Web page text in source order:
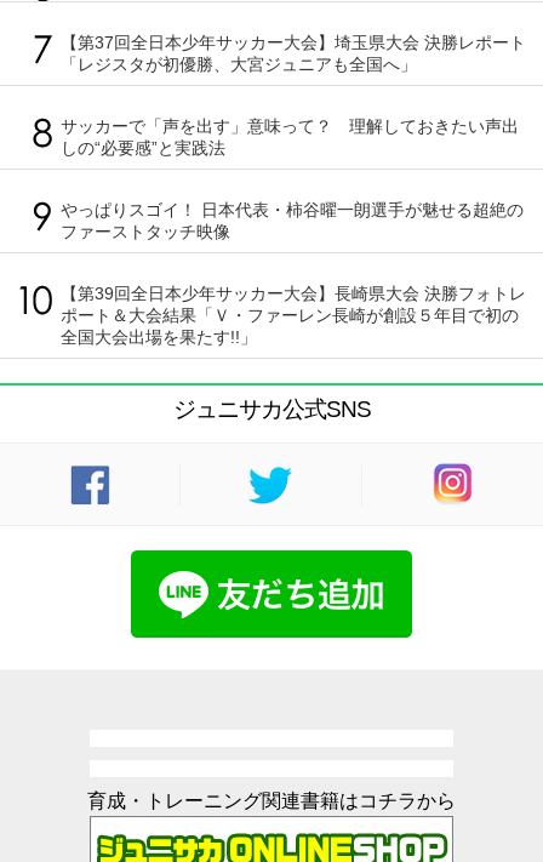
【第37回全日本少年サッカー大会】埼玉県大会 決勝レポート
「レジスタが初優勝、大宮ジュニアも全国へ」
サッカーで「声を出す」意味って？ 理解しておきたい声出
しの“必要感”と実践法
やっぱりスゴイ！ 日本代表・柿谷曜一朗選手が魅せる超絶の
ファーストタッチ映像
【第39回全日本少年サッカー大会】長崎県大会 決勝フォトレ
ポート＆大会結果「Ｖ・ファーレン長崎が創設５年目で初の
全国大会出場を果たす!!」
ジュニサカ公式SNS
育成・トレーニング関連書籍はコチラから